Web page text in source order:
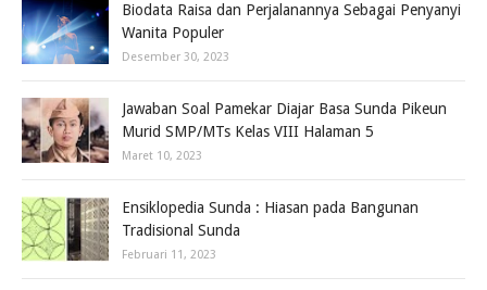
Biodata Raisa dan Perjalanannya Sebagai Penyanyi
Wanita Populer
Desember 30, 2023
Jawaban Soal Pamekar Diajar Basa Sunda Pikeun
Murid SMP/MTs Kelas VIII Halaman 5
Maret 10, 2023
Ensiklopedia Sunda : Hiasan pada Bangunan
Tradisional Sunda
Februari 11, 2023